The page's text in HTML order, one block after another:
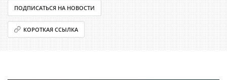
ПОДПИСАТЬСЯ НА НОВОСТИ
КОРОТКАЯ ССЫЛКА